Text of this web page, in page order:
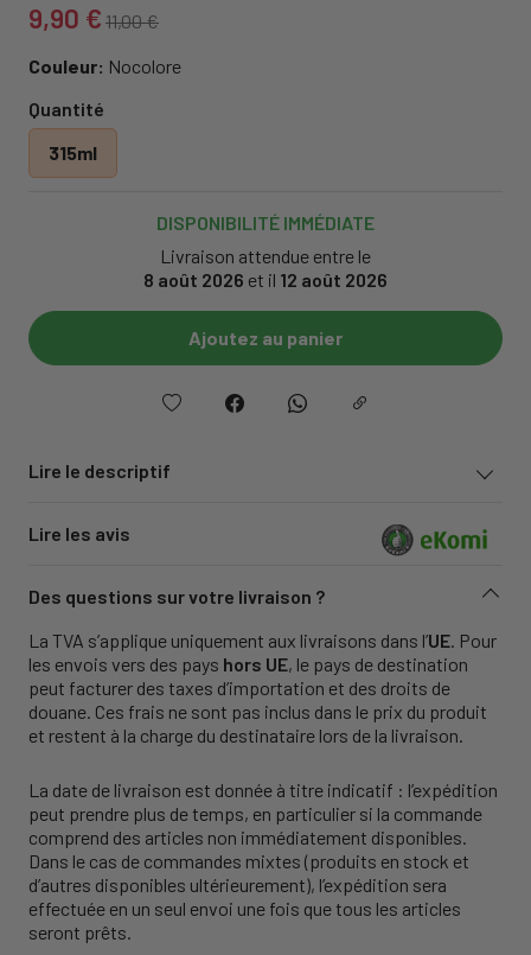
9,90 € 11,00 €
Couleur: Nocolore
Quantité
315ml
DISPONIBILITÉ IMMÉDIATE
Livraison attendue entre le
8 août 2026 et il 12 août 2026
Ajoutez au panier
Lire le descriptif
Lire les avis
Des questions sur votre livraison ?
La TVA s’applique uniquement aux livraisons dans l’UE. Pour
les envois vers des pays hors UE, le pays de destination
peut facturer des taxes d’importation et des droits de
douane. Ces frais ne sont pas inclus dans le prix du produit
et restent à la charge du destinataire lors de la livraison.
La date de livraison est donnée à titre indicatif : l’expédition
peut prendre plus de temps, en particulier si la commande
comprend des articles non immédiatement disponibles.
Dans le cas de commandes mixtes (produits en stock et
d’autres disponibles ultérieurement), l’expédition sera
effectuée en un seul envoi une fois que tous les articles
seront prêts.